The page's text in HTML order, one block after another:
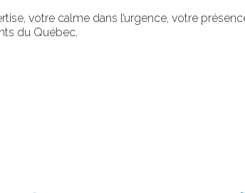
votre calme dans l’urgence, votre
du Québec.